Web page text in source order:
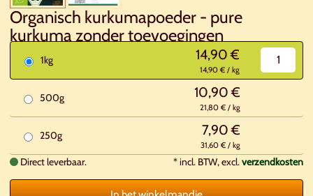
Organisch kurkumapoeder - pure
kurkuma zonder toevoegingen
1kg 14,90 €
14,90 € / kg
500g 10,90 €
21,80 € / kg
250g 7,90 €
31,60 € / kg
Direct leverbaar. *incl. BTW, excl.verzendkosten